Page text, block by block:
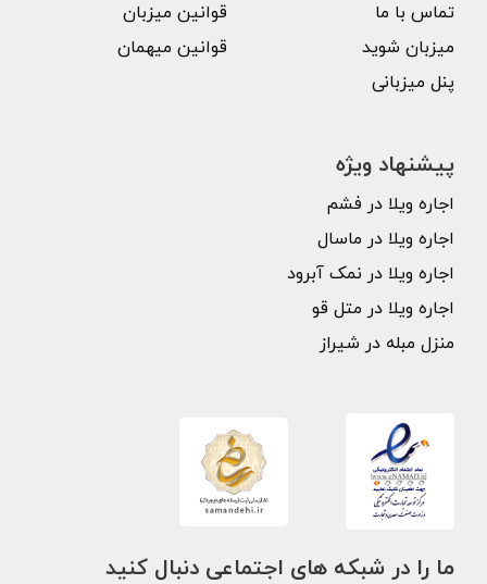
تماس با ما
میزبان شوید
پنل میزبانی
قوانین میزبان
قوانین میهمان
پیشنهاد ویژه
اجاره ویلا در فشم
اجاره ویلا در ماسال
اجاره ویلا در نمک آبرود
اجاره ویلا در متل قو
منزل مبله در شیراز
ما را در شبکه های اجتماعی دنبال کنید